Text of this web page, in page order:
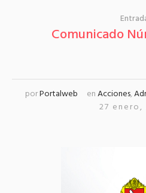
Comunicado
porPortalweb enAcciones,
27 enero,